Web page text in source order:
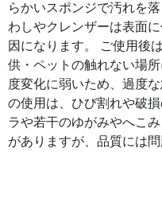
らかいスポンジで汚れを
わしやクレンザーは表面
因になります。 ご使用後
供・ペットの触れない場
度変化に弱いため、過度
の使用は、ひび割れや破
ラや若干のゆがみやへこ
がありますが、品質には問